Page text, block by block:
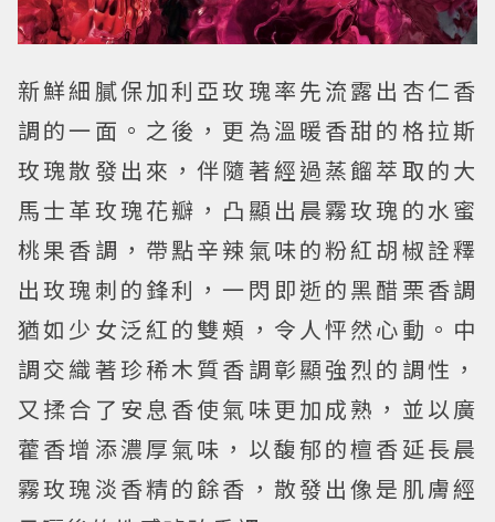
新鮮細膩保加利亞玫瑰率先流露出杏仁香
調的一面。之後，更為溫暖香甜的格拉斯
玫瑰散發出來，伴隨著經過蒸餾萃取的大
馬士革玫瑰花瓣，凸顯出晨霧玫瑰的水蜜
桃果香調，帶點辛辣氣味的粉紅胡椒詮釋
出玫瑰刺的鋒利，一閃即逝的黑醋栗香調
猶如少女泛紅的雙頰，令人怦然心動。中
調交織著珍稀木質香調彰顯強烈的調性，
又揉合了安息香使氣味更加成熟，並以廣
藿香增添濃厚氣味，以馥郁的檀香延長晨
霧玫瑰淡香精的餘香，散發出像是肌膚經